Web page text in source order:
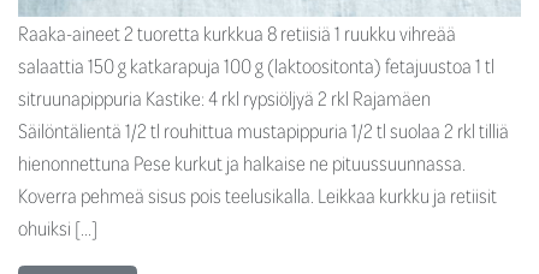
Raaka-aineet 2 tuoretta kurkkua 8 retiisiä 1 ruukku vihreää
salaattia 150 g katkarapuja 100 g (laktoositonta) fetajuustoa 1 tl
sitruunapippuria Kastike: 4 rkl rypsiöljyä 2 rkl Rajamäen
Säilöntälientä 1/2 tl rouhittua mustapippuria 1/2 tl suolaa 2 rkl tilliä
hienonnettuna Pese kurkut ja halkaise ne pituussuunnassa.
Koverra pehmeä sisus pois teelusikalla. Leikkaa kurkku ja retiisit
ohuiksi […]